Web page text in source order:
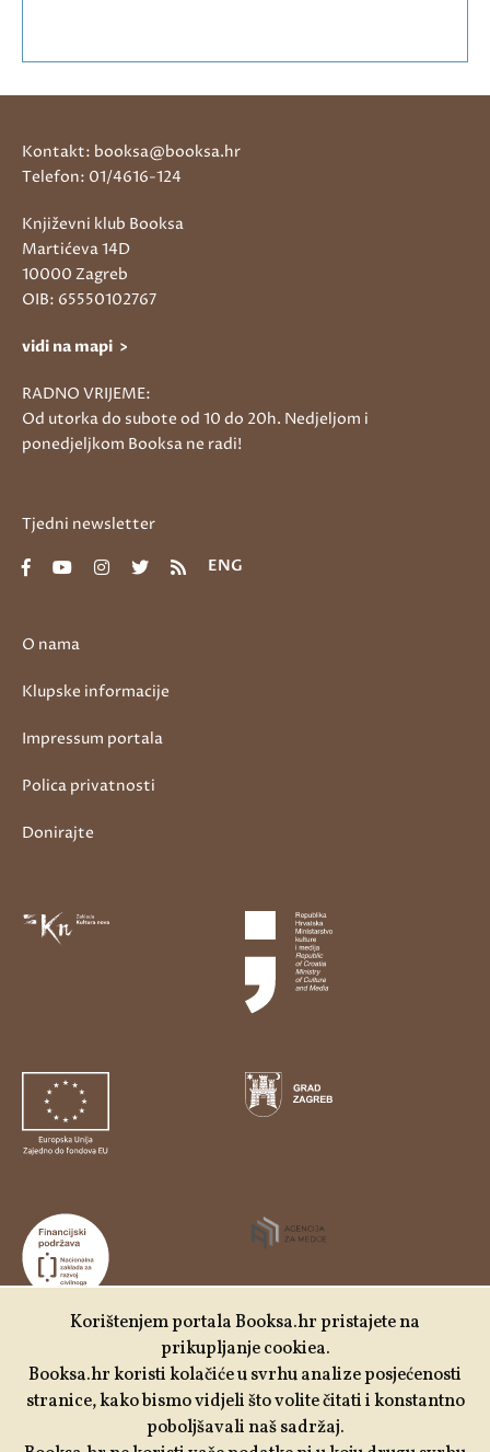
Udruga Kulturtreger je korisnik institucionalne podrške
Nacionalne zaklade za razvoj civilnoga društva za
stabilizaciju i/ili razvoj udruge u području demokratizacije i
društvenog razvoja.
O nama
Klupske informacije
Impressum portala
Polica privatnosti
Donirajte
Kontakt: booksa@booksa.hr
Telefon: 01/4616-124
Književni klub Booksa
Martićeva 14D
10000 Zagreb
OIB: 65550102767
vidi na mapi >
RADNO VRIJEME:
Od utorka do subote od 10 do 20h. Nedjeljom i
ponedjeljkom Booksa ne radi!
Tjedni newsletter
ENG
Korištenjem portala Booksa.hr pristajete na
prikupljanje cookiea.
Booksa.hr koristi kolačiće u svrhu analize posjećenosti
stranice, kako bismo vidjeli što volite čitati i konstantno
poboljšavali naš sadržaj.